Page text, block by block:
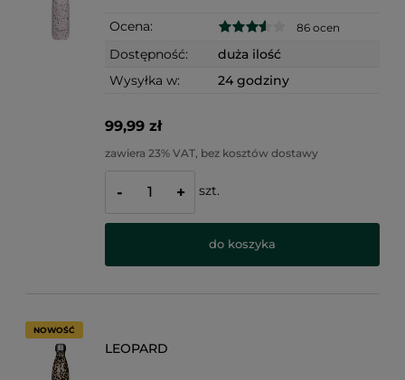
Ocena: 86 ocen
Dostępność:
duża ilość
Wysyłka w:
24 godziny
99,99 zł
zawiera 23% VAT, bez kosztów dostawy
- + szt.
do koszyka
LEOPARD
NOWOŚĆ